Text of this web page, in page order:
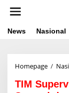
News Nasional
Homepage /
TIM